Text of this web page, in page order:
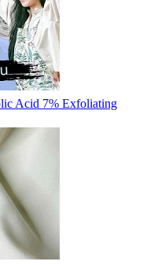
Acid 7% Exfoliating